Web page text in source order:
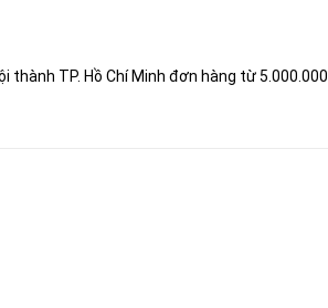
thành TP. Hồ Chí Minh đơn hàng từ 5.000.000